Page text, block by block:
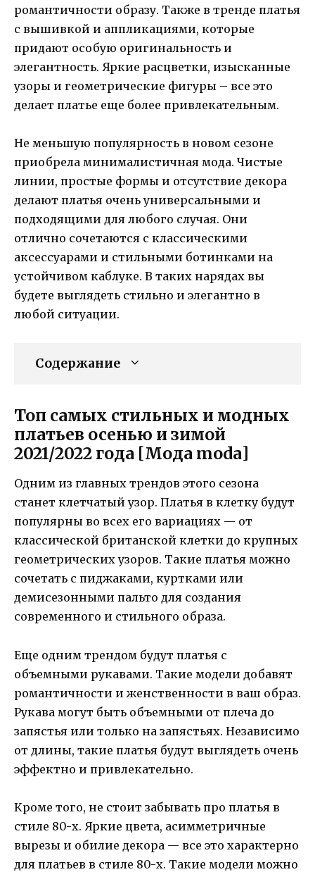
романтичности образу. Также в тренде платья
с вышивкой и аппликациями, которые
придают особую оригинальность и
элегантность. Яркие расцветки, изысканные
узоры и геометрические фигуры – все это
делает платье еще более привлекательным.
Не меньшую популярность в новом сезоне
приобрела минималистичная мода. Чистые
линии, простые формы и отсутствие декора
делают платья очень универсальными и
подходящими для любого случая. Они
отлично сочетаются с классическими
аксессуарами и стильными ботинками на
устойчивом каблуке. В таких нарядах вы
будете выглядеть стильно и элегантно в
любой ситуации.
Содержание
Топ самых стильных и модных
платьев осенью и зимой
2021/2022 года [Мода moda]
Одним из главных трендов этого сезона
станет клетчатый узор. Платья в клетку будут
популярны во всех его вариациях — от
классической британской клетки до крупных
геометрических узоров. Такие платья можно
сочетать с пиджаками, куртками или
демисезонными пальто для создания
современного и стильного образа.
Еще одним трендом будут платья с
объемными рукавами. Такие модели добавят
романтичности и женственности в ваш образ.
Рукава могут быть объемными от плеча до
запястья или только на запястьях. Независимо
от длины, такие платья будут выглядеть очень
эффектно и привлекательно.
Кроме того, не стоит забывать про платья в
стиле 80-х. Яркие цвета, асимметричные
вырезы и обилие декора — все это характерно
для платьев в стиле 80-х. Такие модели можно